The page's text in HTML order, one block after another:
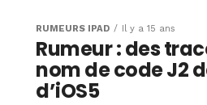
RUMEURS IPAD Il y a 15 ans
Rumeur : des
nom de code J2
d’iOS5